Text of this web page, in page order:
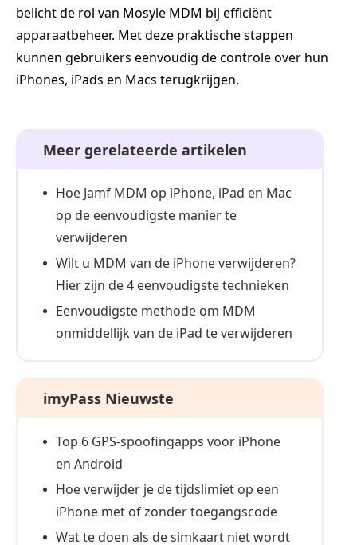
belicht de rol van Mosyle MDM bij efficiënt
apparaatbeheer. Met deze praktische stappen
kunnen gebruikers eenvoudig de controle over hun
iPhones, iPads en Macs terugkrijgen.
Meer gerelateerde artikelen
Hoe Jamf MDM op iPhone, iPad en Mac
op de eenvoudigste manier te
verwijderen
Wilt u MDM van de iPhone verwijderen?
Hier zijn de 4 eenvoudigste technieken
Eenvoudigste methode om MDM
onmiddellijk van de iPad te verwijderen
imyPass Nieuwste
Top 6 GPS-spoofingapps voor iPhone
en Android
Hoe verwijder je de tijdslimiet op een
iPhone met of zonder toegangscode
Wat te doen als de simkaart niet wordt